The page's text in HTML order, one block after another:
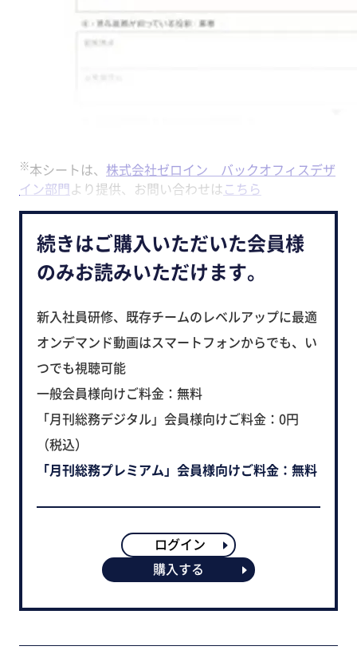
※本シートは、 株式会社ゼロイン バックオフィスデザ
イン部門より提供、お問い合わせはこちら
続きはご購入いただいた会員様
のみお読みいただけます。
新入社員研修、既存チームのレベルアップに最適
オンデマンド動画はスマートフォンからでも、い
つでも視聴可能
一般会員様向けご料金：無料
「月刊総務デジタル」会員様向けご料金：0円
（税込）
「月刊総務プレミアム」会員様向けご料金：無料
ログイン
購入する